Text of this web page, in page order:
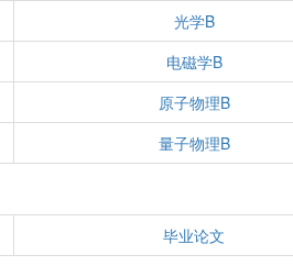
光学B
电磁学B
原子物理B
量子物理B
毕业论文